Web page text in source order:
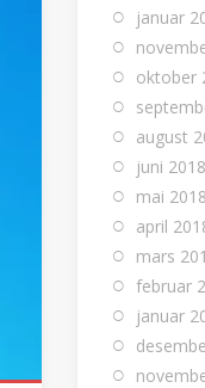
januar
oktober
august
juni 2018
mai 2018
april
mars
februar
januar